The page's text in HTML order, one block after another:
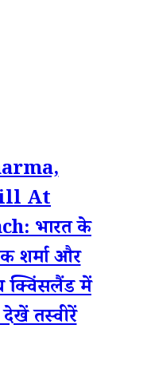
At
भारत के
शर्मा और
क्विंसलैंड में
तस्वीरें